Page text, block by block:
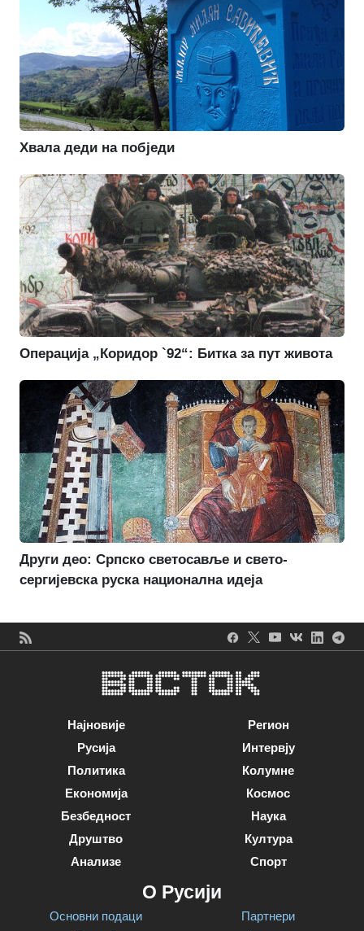
Хвала деди на побједи
Операција „Коридор `92“: Битка за пут живота
Други део: Српско светосавље и свето-
сергијевска руска национална идеја
Најновије
Русија
Политика
Економија
Безбедност
Друштво
Анализе
Регион
Интервју
Колумне
Космос
Наука
Култура
Спорт
О Русији
Основни подаци
Партнери